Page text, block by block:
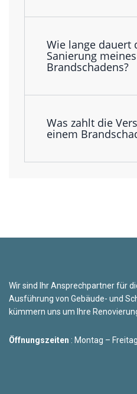
Wie lange dauert
Sanierung meines
Brandschadens?
Was zahlt die
einem
Wir sind Ihr Ansprechpartner für
Ausführung von Gebäude- und
kümmern uns um Ihre
Öffnungszeiten : Montag –